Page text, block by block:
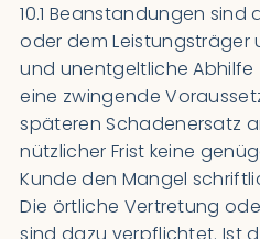
10.1 Beanstandungen
oder dem Leistungsträger
und unentgeltliche Abhilfe
eine zwingende
späteren Schadenersatz
nützlicher Frist keine
Kunde den Mangel
Die örtliche Vertretung